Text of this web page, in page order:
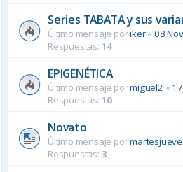
Series TABATA y sus
Último mensaje poriker« 08
Respuestas: 14
EPIGENÉTICA
Último mensaje pormiguel2 «
Respuestas: 10
Novato
Último mensaje por
Respuestas: 3